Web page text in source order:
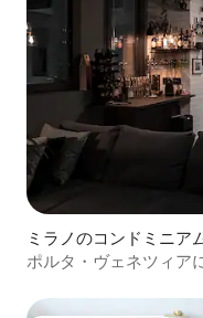
ミラノのコンドミニア
ポルタ・ヴェネツィア